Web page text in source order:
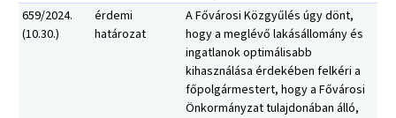
659/2024.
(10.30.)
érdemi
határozat
A Fővárosi Közgyűlés úgy dönt,
hogy a meglévő lakásállomány és
ingatlanok optimálisabb
kihasználása érdekében felkéri a
főpolgármestert, hogy a Fővárosi
Önkormányzat tulajdonában álló,